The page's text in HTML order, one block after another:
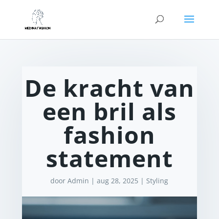
De kracht van
een bril als
fashion
statement
doorAdmin |aug 28, 2025 | Styling